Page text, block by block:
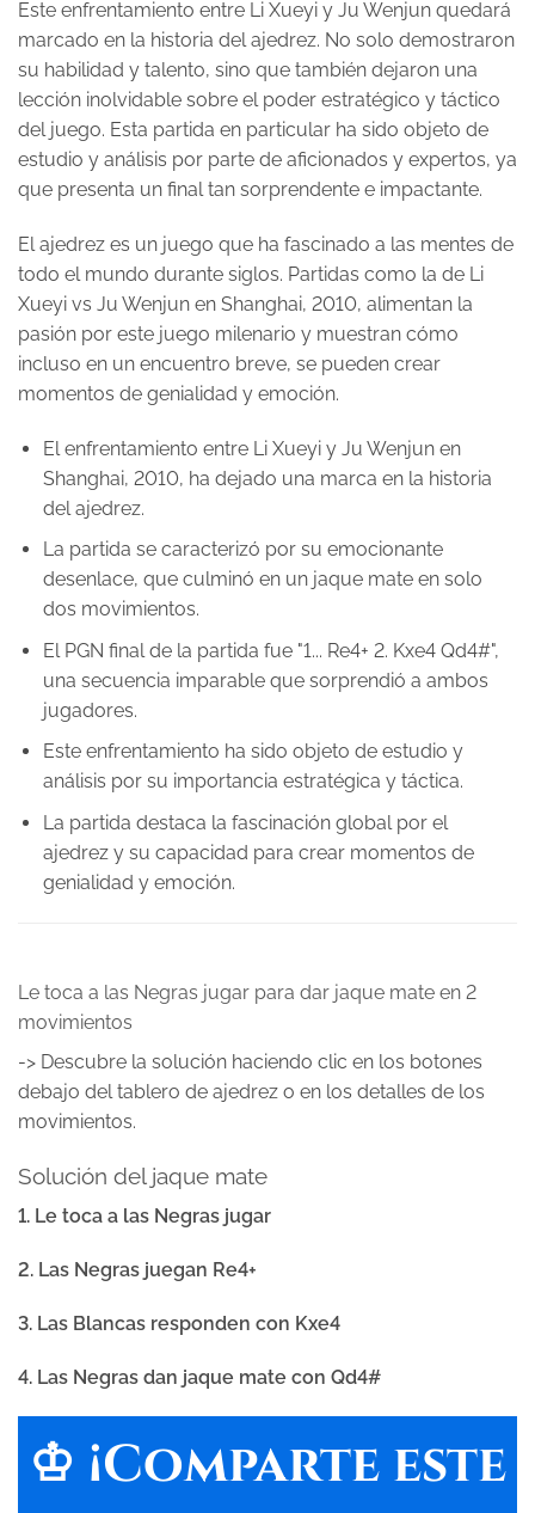
Este enfrentamiento entre Li Xueyi y Ju Wenjun quedará
marcado en la historia del ajedrez. No solo demostraron
su habilidad y talento, sino que también dejaron una
lección inolvidable sobre el poder estratégico y táctico
del juego. Esta partida en particular ha sido objeto de
estudio y análisis por parte de aficionados y expertos, ya
que presenta un final tan sorprendente e impactante.
El ajedrez es un juego que ha fascinado a las mentes de
todo el mundo durante siglos. Partidas como la de Li
Xueyi vs Ju Wenjun en Shanghai, 2010, alimentan la
pasión por este juego milenario y muestran cómo
incluso en un encuentro breve, se pueden crear
momentos de genialidad y emoción.
El enfrentamiento entre Li Xueyi y Ju Wenjun en
Shanghai, 2010, ha dejado una marca en la historia
del ajedrez.
La partida se caracterizó por su emocionante
desenlace, que culminó en un jaque mate en solo
dos movimientos.
El PGN final de la partida fue "1... Re4+ 2. Kxe4 Qd4#",
una secuencia imparable que sorprendió a ambos
jugadores.
Este enfrentamiento ha sido objeto de estudio y
análisis por su importancia estratégica y táctica.
La partida destaca la fascinación global por el
ajedrez y su capacidad para crear momentos de
genialidad y emoción.
Le toca a las Negras jugar para dar jaque mate en 2
movimientos
-> Descubre la solución haciendo clic en los botones
debajo del tablero de ajedrez o en los detalles de los
movimientos.
Solución del jaque mate
1. Le toca a las Negras jugar
2. Las Negras juegan Re4+
3. Las Blancas responden con Kxe4
4. Las Negras dan jaque mate con Qd4#
♔ ¡Comparte este